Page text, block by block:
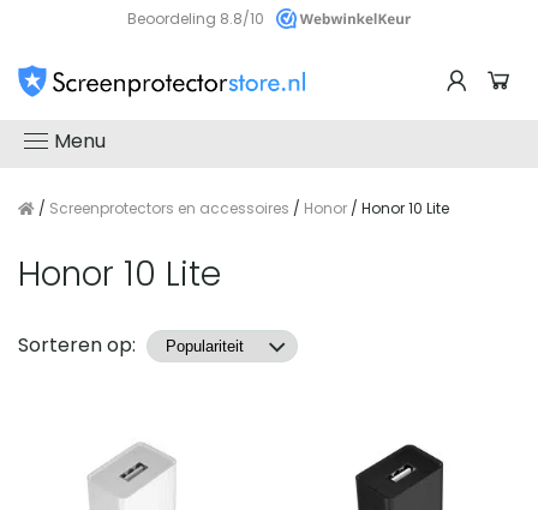
Beoordeling 8.8/10
Menu
/ Screenprotectors en accessoires / Honor / Honor 10 Lite
Honor 10 Lite
Producten
Sorteren op: